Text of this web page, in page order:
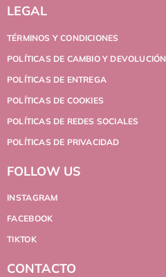
LEGAL
TÉRMINOS Y CONDICIONES
POLÍTICAS DE CAMBIO Y DEVOLUCIÓN
POLÍTICAS DE ENTREGA
POLÍTICAS DE COOKIES
POLÍTICAS DE REDES SOCIALES
POLÍTICAS DE PRIVACIDAD
FOLLOW US
INSTAGRAM
FACEBOOK
TIKTOK
CONTACTO